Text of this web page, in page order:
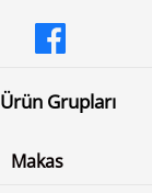
Ürün Grupları
Makas